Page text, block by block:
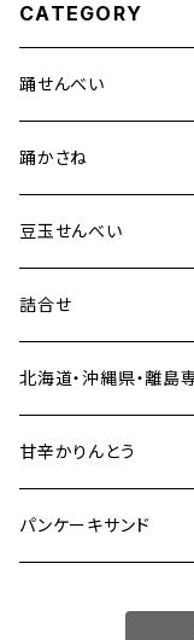
CATEGORY
踊せんべい
踊かさね
豆玉せんべい
詰合せ
北海道・沖縄県・離島
甘辛かりんとう
パンケーキサンド